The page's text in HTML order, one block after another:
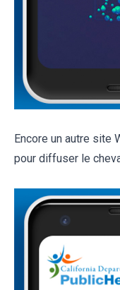
Encore un autre site
pour diffuser le